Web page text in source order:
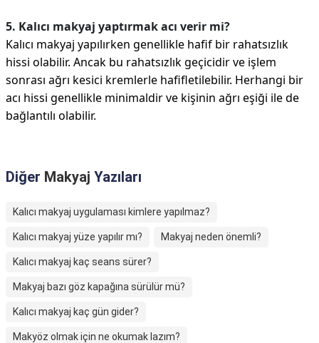
5. Kalıcı makyaj yaptırmak acı verir mi?
Kalıcı makyaj yapılırken genellikle hafif bir rahatsızlık
hissi olabilir. Ancak bu rahatsızlık geçicidir ve işlem
sonrası ağrı kesici kremlerle hafifletilebilir. Herhangi bir
acı hissi genellikle minimaldir ve kişinin ağrı eşiği ile de
bağlantılı olabilir.
Diğer Makyaj Yazıları
Kalıcı makyaj uygulaması kimlere yapılmaz?
Kalıcı makyaj yüze yapılır mı? Makyaj neden önemli?
Kalıcı makyaj kaç seans sürer?
Makyaj bazı göz kapağına sürülür mü?
Kalıcı makyaj kaç gün gider?
Makyöz olmak için ne okumak lazım?